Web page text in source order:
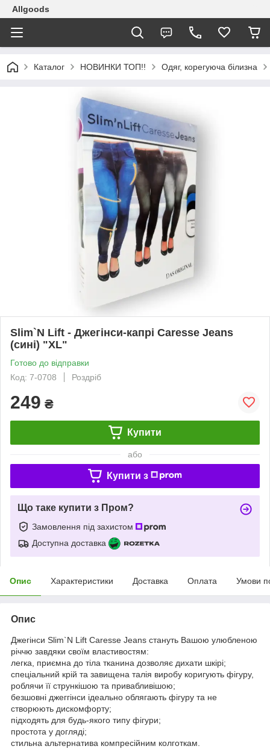
Allgoods
Каталог НОВИНКИ ТОП!! Одяг, корегуюча білизна
Slim`N Lift - Джегінси-капрі Caresse Jeans
(сині) "XL"
Готово до відправки
Код: 7-0708
Роздріб
249 ₴
Купити
або
Купити з
Що таке купити з Пром?
Замовлення під захистом
Доступна доставка
Опис Характеристики Доставка Оплата Умови
Опис
Джегінси Slim`N Lift Caresse Jeans стануть Вашою улюбленою
річчю завдяки своїм властивостям:
легка, приємна до тіла тканина дозволяє дихати шкірі;
спеціальний крій та завищена талія виробу коригують фігуру,
роблячи її стрункішою та привабливішою;
безшовні джеггінси ідеально облягають фігуру та не
створюють дискомфорту;
підходять для будь-якого типу фігури;
простота у догляді;
стильна альтернатива компресійним колготкам.